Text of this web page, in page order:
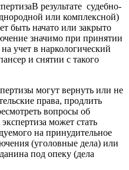
В результате судебно-
или комплексной)
быть начато или закрыто
значимо при принятии
учет в наркологический
и снятии с такого
могут вернуть или не
права, продлить
вопросы об
может стать
на принудительное
(уголовные дела) или
под опеку (дела